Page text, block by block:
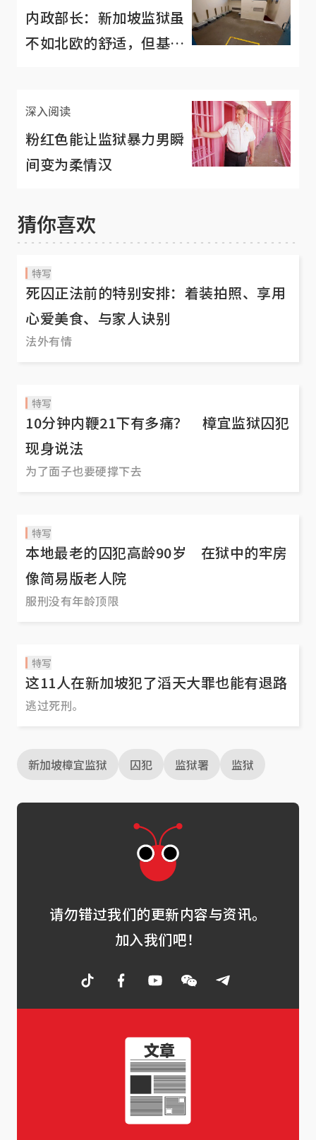
内政部长：新加坡监狱虽
不如北欧的舒适，但基本
深入阅读
粉红色能让监狱暴力男瞬
间变为柔情汉
猜你喜欢
特写
死囚正法前的特别安排：着装拍照、享用
心爱美食、与家人诀别
法外有情
特写
10分钟内鞭21下有多痛？ 樟宜监狱囚犯
现身说法
为了面子也要硬撑下去
特写
本地最老的囚犯高龄90岁 在狱中的牢房
像简易版老人院
服刑没有年龄顶限
特写
这11人在新加坡犯了滔天大罪也能有退路
逃过死刑。
新加坡樟宜监狱 囚犯 监狱署 监狱
请勿错过我们的更新内容与资讯。
加入我们吧！